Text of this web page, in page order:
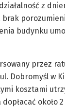
z
brak
budynku
przez
Dobromyśl w
kosztami
około